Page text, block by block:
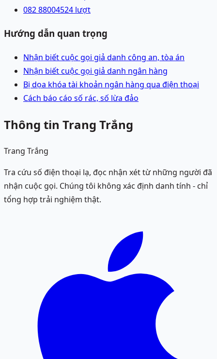
082 88004524 lượt
Hướng dẫn quan trọng
Nhận biết cuộc gọi giả danh công an, tòa án
Nhận biết cuộc gọi giả danh ngân hàng
Bị dọa khóa tài khoản ngân hàng qua điện thoại
Cách báo cáo số rác, số lừa đảo
Thông tin Trang Trắng
Trang Trắng
Tra cứu số điện thoại lạ, đọc nhận xét từ những người đã
nhận cuộc gọi. Chúng tôi không xác định danh tính - chỉ
tổng hợp trải nghiệm thật.